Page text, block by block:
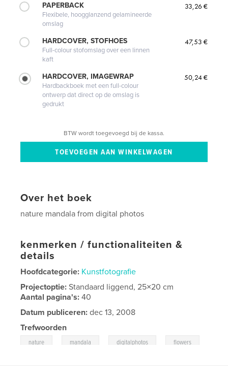
PAPERBACK
Flexibele, hoogglanzend gelamineerde
omslag
33,26 €
HARDCOVER, STOFHOES
Full-colour stofomslag over een linnen
kaft
47,53 €
HARDCOVER, IMAGEWRAP
Hardbackboek met een full-colour
ontwerp dat direct op de omslag is
gedrukt
50,24 €
BTW wordt toegevoegd bij de kassa.
Over het boek
nature mandala from digital photos
kenmerken / functionaliteiten &
details
Hoofdcategorie: Kunstfotografie
Projectoptie:Standaard liggend, 25×20 cm
Aantal pagina's:40
Datum publiceren: dec 13, 2008
Trefwoorden
nature mandala digitalphotos flowers